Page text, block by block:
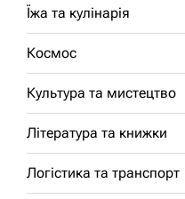
Їжа та кулінарія
Космос
Культура та мистецтво
Література та книжки
Логістика та транспорт